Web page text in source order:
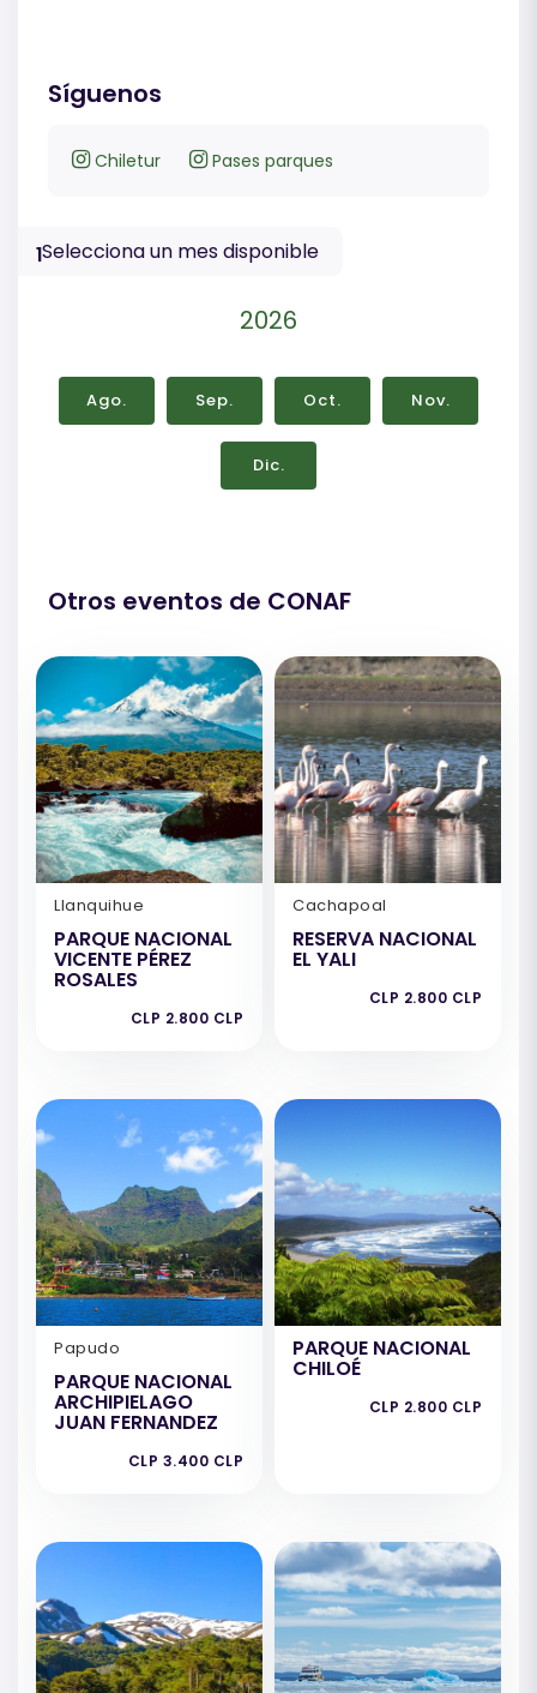
Síguenos
Chiletur Pases parques
Selecciona un mes disponible
1
2026
Ago. Sep. Oct. Nov.
Dic.
Otros eventos de CONAF
Llanquihue
PARQUE NACIONAL
VICENTE PÉREZ
ROSALES
CLP 2.800 CLP
Cachapoal
RESERVA NACIONAL
EL YALI
CLP 2.800 CLP
Papudo
PARQUE NACIONAL
ARCHIPIELAGO
JUAN FERNANDEZ
CLP 3.400 CLP
PARQUE NACIONAL
CHILOÉ
CLP 2.800 CLP